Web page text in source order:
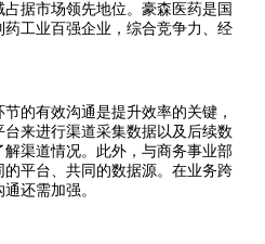
据市场领先地位。豪森医药是国
工业百强企业，综合竞争力、经
的有效沟通是提升效率的关键，
来进行渠道采集数据以及后续数
渠道情况。此外，与商务事业部
平台、共同的数据源。在业务跨
还需加强。